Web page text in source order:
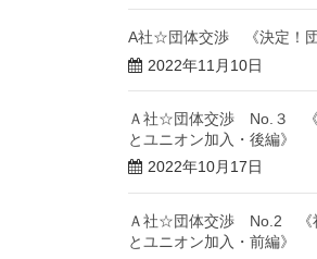
A社☆団体交渉 《決定！団
2022年11月10日
Ａ社☆団体交渉 No.３ 《
とユニオン加入・後編》
2022年10月17日
Ａ社☆団体交渉 No.2 《
とユニオン加入・前編》